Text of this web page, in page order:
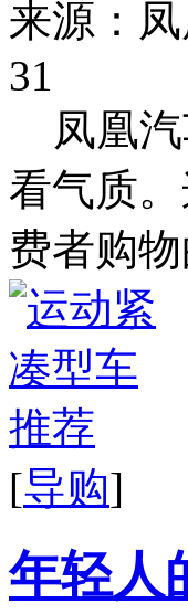
来源：
31
凤凰
看气质
费者购
[导购]
年轻人